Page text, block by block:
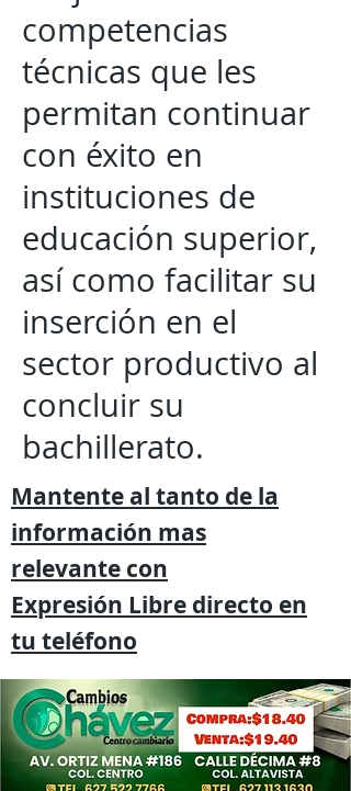
competencias
técnicas que les
permitan continuar
con éxito en
instituciones de
educación superior,
así como facilitar su
inserción en el
sector productivo al
concluir su
bachillerato.
Mantente al tanto de la
información mas
relevante con
Expresión Libre directo en
tu teléfono